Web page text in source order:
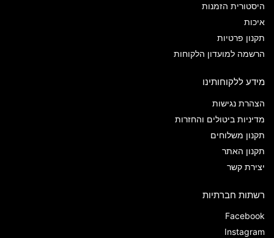
היסטורית הזמנות
איכות
תקנון פרטיות
הרשמה למועדון הלקוחות
מידע ללקוחותינו
הצהרת נגישות
מדיניות ביטולים והחזרות
תקנון משלוחים
תקנון האתר
יצירת קשר
רשתות חברתיות
Facebook
Instagram